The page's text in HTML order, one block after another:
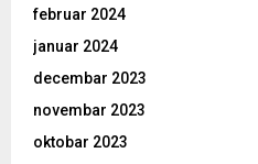
februar 2024
januar 2024
decembar 2023
novembar 2023
oktobar 2023